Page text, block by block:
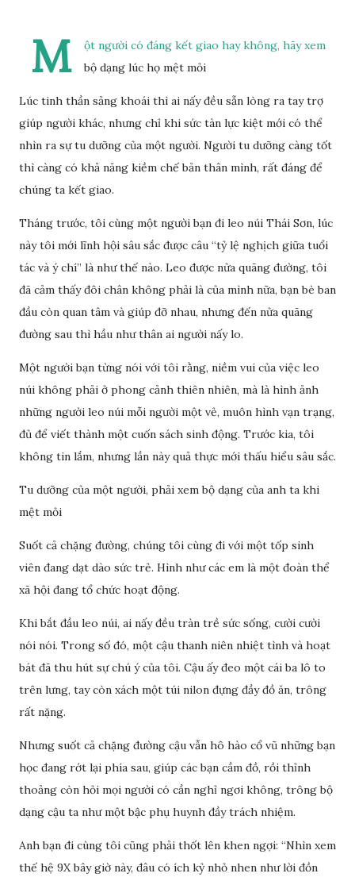
M
ột người có đáng kết giao hay không, hãy xem
bộ dạng lúc họ mệt mỏi
Lúc tinh thần sảng khoái thì ai nấy đều sẵn lòng ra tay trợ
giúp người khác, nhưng chỉ khi sức tàn lực kiệt mới có thể
nhìn ra sự tu dưỡng của một người. Người tu dưỡng càng tốt
thì càng có khả năng kiềm chế bản thân mình, rất đáng để
chúng ta kết giao.
Tháng trước, tôi cùng một người bạn đi leo núi Thái Sơn, lúc
này tôi mới lĩnh hội sâu sắc được câu “tỷ lệ nghịch giữa tuổi
tác và ý chí” là như thế nào. Leo được nửa quãng đường, tôi
đã cảm thấy đôi chân không phải là của mình nữa, bạn bè ban
đầu còn quan tâm và giúp đỡ nhau, nhưng đến nửa quãng
đường sau thì hầu như thân ai người nấy lo.
Một người bạn từng nói với tôi rằng, niềm vui của việc leo
núi không phải ở phong cảnh thiên nhiên, mà là hình ảnh
những người leo núi mỗi người một vẻ, muôn hình vạn trạng,
đủ để viết thành một cuốn sách sinh động. Trước kia, tôi
không tin lắm, nhưng lần này quả thực mới thấu hiểu sâu sắc.
Tu dưỡng của một người, phải xem bộ dạng của anh ta khi
mệt mỏi
Suốt cả chặng đường, chúng tôi cùng đi với một tốp sinh
viên đang dạt dào sức trẻ. Hình như các em là một đoàn thể
xã hội đang tổ chức hoạt động.
Khi bắt đầu leo núi, ai nấy đều tràn trề sức sống, cười cười
nói nói. Trong số đó, một cậu thanh niên nhiệt tình và hoạt
bát đã thu hút sự chú ý của tôi. Cậu ấy đeo một cái ba lô to
trên lưng, tay còn xách một túi nilon đựng đầy đồ ăn, trông
rất nặng.
Nhưng suốt cả chặng đường cậu vẫn hô hào cổ vũ những bạn
học đang rớt lại phía sau, giúp các bạn cầm đồ, rồi thỉnh
thoảng còn hỏi mọi người có cần nghỉ ngơi không, trông bộ
dạng cậu ta như một bậc phụ huynh đầy trách nhiệm.
Anh bạn đi cùng tôi cũng phải thốt lên khen ngợi: “Nhìn xem
thế hệ 9X bây giờ này, đâu có ích kỷ nhỏ nhen như lời đồn